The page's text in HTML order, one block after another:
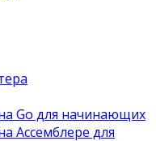
Go для начинающих
Ассемблере для